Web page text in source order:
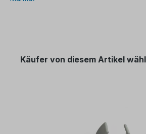
Käufer von diesem Artikel